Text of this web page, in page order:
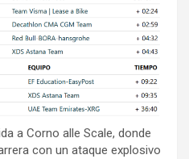
a Corno alle Scale, donde
con un ataque explosivo